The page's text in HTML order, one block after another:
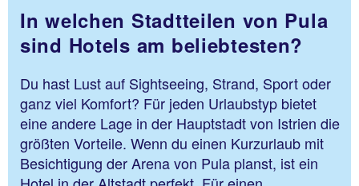
In welchen Stadtteilen von Pula
sind Hotels am beliebtesten?
Du hast Lust auf Sightseeing, Strand, Sport oder
ganz viel Komfort? Für jeden Urlaubstyp bietet
eine andere Lage in der Hauptstadt von Istrien die
größten Vorteile. Wenn du einen Kurzurlaub mit
Besichtigung der Arena von Pula planst, ist ein